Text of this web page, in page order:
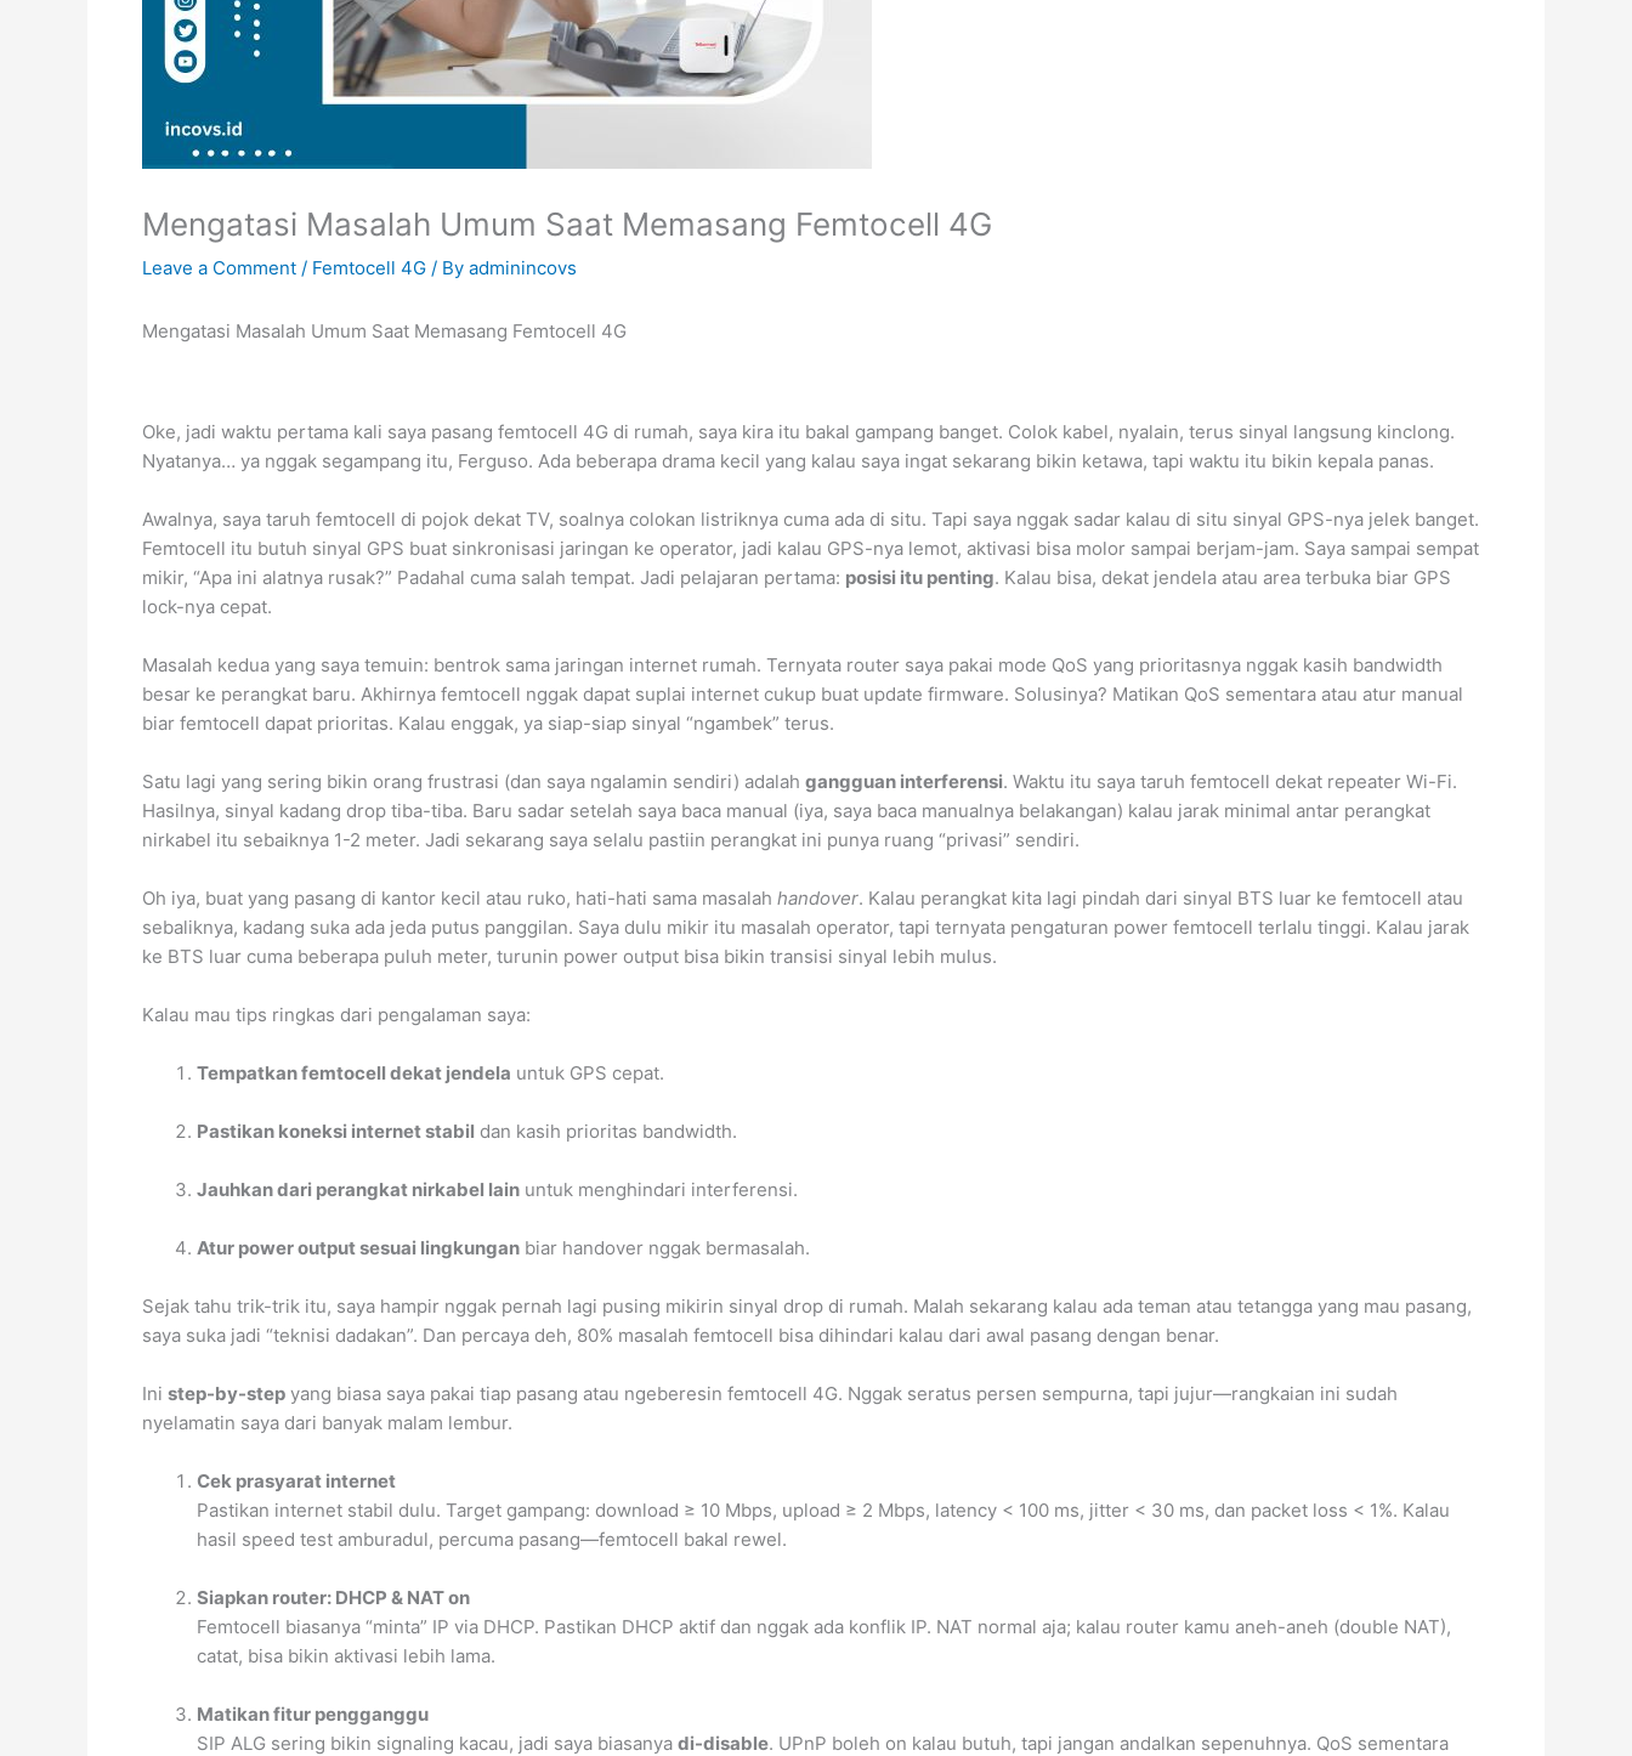
Mengatasi Masalah Umum Saat Memasang Femtocell 4G
Leave a Comment / Femtocell 4G / By adminincovs
Mengatasi Masalah Umum Saat Memasang Femtocell 4G
Oke, jadi waktu pertama kali saya pasang femtocell 4G di rumah, saya kira itu bakal gampang banget. Colok kabel, nyalain, terus sinyal langsung kinclong.
Nyatanya… ya nggak segampang itu, Ferguso. Ada beberapa drama kecil yang kalau saya ingat sekarang bikin ketawa, tapi waktu itu bikin kepala panas.
Awalnya, saya taruh femtocell di pojok dekat TV, soalnya colokan listriknya cuma ada di situ. Tapi saya nggak sadar kalau di situ sinyal GPS-nya jelek banget.
Femtocell itu butuh sinyal GPS buat sinkronisasi jaringan ke operator, jadi kalau GPS-nya lemot, aktivasi bisa molor sampai berjam-jam. Saya sampai sempat
mikir, “Apa ini alatnya rusak?” Padahal cuma salah tempat. Jadi pelajaran pertama: posisi itu penting. Kalau bisa, dekat jendela atau area terbuka biar GPS
lock-nya cepat.
Masalah kedua yang saya temuin: bentrok sama jaringan internet rumah. Ternyata router saya pakai mode QoS yang prioritasnya nggak kasih bandwidth
besar ke perangkat baru. Akhirnya femtocell nggak dapat suplai internet cukup buat update firmware. Solusinya? Matikan QoS sementara atau atur manual
biar femtocell dapat prioritas. Kalau enggak, ya siap-siap sinyal “ngambek” terus.
Satu lagi yang sering bikin orang frustrasi (dan saya ngalamin sendiri) adalah gangguan interferensi. Waktu itu saya taruh femtocell dekat repeater Wi-Fi.
Hasilnya, sinyal kadang drop tiba-tiba. Baru sadar setelah saya baca manual (iya, saya baca manualnya belakangan) kalau jarak minimal antar perangkat
nirkabel itu sebaiknya 1-2 meter. Jadi sekarang saya selalu pastiin perangkat ini punya ruang “privasi” sendiri.
Oh iya, buat yang pasang di kantor kecil atau ruko, hati-hati sama masalah handover. Kalau perangkat kita lagi pindah dari sinyal BTS luar ke femtocell atau
sebaliknya, kadang suka ada jeda putus panggilan. Saya dulu mikir itu masalah operator, tapi ternyata pengaturan power femtocell terlalu tinggi. Kalau jarak
ke BTS luar cuma beberapa puluh meter, turunin power output bisa bikin transisi sinyal lebih mulus.
Kalau mau tips ringkas dari pengalaman saya:
Tempatkan femtocell dekat jendela untuk GPS cepat.
Pastikan koneksi internet stabil dan kasih prioritas bandwidth.
Jauhkan dari perangkat nirkabel lain untuk menghindari interferensi.
Atur power output sesuai lingkungan biar handover nggak bermasalah.
Sejak tahu trik-trik itu, saya hampir nggak pernah lagi pusing mikirin sinyal drop di rumah. Malah sekarang kalau ada teman atau tetangga yang mau pasang,
saya suka jadi “teknisi dadakan”. Dan percaya deh, 80% masalah femtocell bisa dihindari kalau dari awal pasang dengan benar.
Ini step-by-step yang biasa saya pakai tiap pasang atau ngeberesin femtocell 4G. Nggak seratus persen sempurna, tapi jujur—rangkaian ini sudah
nyelamatin saya dari banyak malam lembur.
Cek prasyarat internet
Pastikan internet stabil dulu. Target gampang: download ≥ 10 Mbps, upload ≥ 2 Mbps, latency < 100 ms, jitter < 30 ms, dan packet loss < 1%. Kalau
hasil speed test amburadul, percuma pasang—femtocell bakal rewel.
Siapkan router: DHCP & NAT on
Femtocell biasanya “minta” IP via DHCP. Pastikan DHCP aktif dan nggak ada konflik IP. NAT normal aja; kalau router kamu aneh-aneh (double NAT),
catat, bisa bikin aktivasi lebih lama.
Matikan fitur pengganggu
SIP ALG sering bikin signaling kacau, jadi saya biasanya di-disable. UPnP boleh on kalau butuh, tapi jangan andalkan sepenuhnya. QoS sementara